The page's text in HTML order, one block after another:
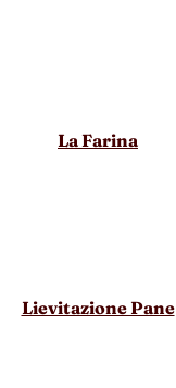
La Farina
Lievitazione Pane